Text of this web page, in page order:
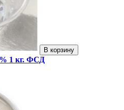
В корзину
1 кг. ФСД